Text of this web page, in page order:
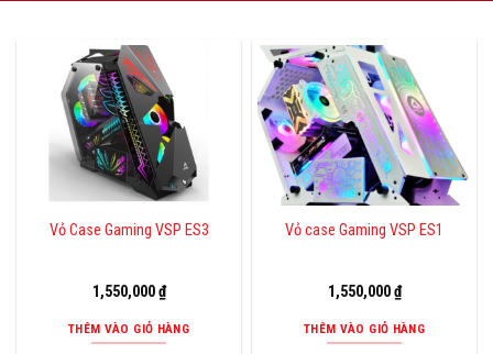
Vỏ Case Gaming VSP ES3
1,550,000₫
THÊM VÀO GIỎ HÀNG
Vỏ case Gaming VSP ES1
1,550,000₫
THÊM VÀO GIỎ HÀNG